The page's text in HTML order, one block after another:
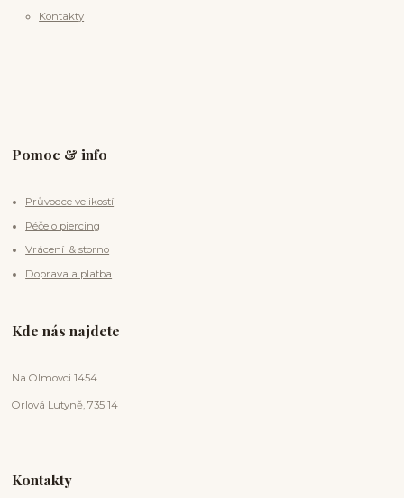
Kontakty
Pomoc & info
Průvodce velikostí
Péče o piercing
Vrácení & storno
Doprava a platba
Kde nás najdete
Na Olmovci 1454
Orlová Lutyně, 735 14
Kontakty